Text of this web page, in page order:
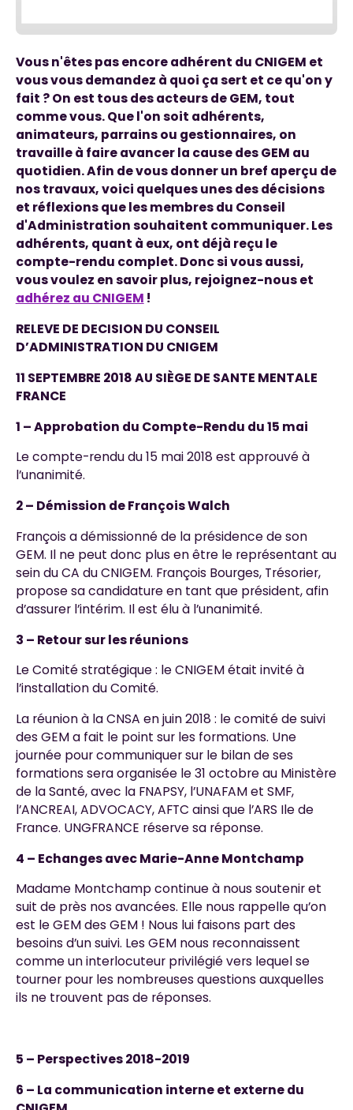
Vous n'êtes pas encore adhérent du CNIGEM et
vous vous demandez à quoi ça sert et ce qu'on y
fait ? On est tous des acteurs de GEM, tout
comme vous. Que l'on soit adhérents,
animateurs, parrains ou gestionnaires, on
travaille à faire avancer la cause des GEM au
quotidien. Afin de vous donner un bref aperçu de
nos travaux, voici quelques unes des décisions
et réflexions que les membres du Conseil
d'Administration souhaitent communiquer. Les
adhérents, quant à eux, ont déjà reçu le
compte-rendu complet. Donc si vous aussi,
vous voulez en savoir plus, rejoignez-nous et
adhérez au CNIGEM !
RELEVE DE DECISION DU CONSEIL
D’ADMINISTRATION DU CNIGEM
11 SEPTEMBRE 2018 AU SIÈGE DE SANTE MENTALE
FRANCE
1 – Approbation du Compte-Rendu du 15 mai
Le compte-rendu du 15 mai 2018 est approuvé à
l’unanimité.
2 – Démission de François Walch
François a démissionné de la présidence de son
GEM. Il ne peut donc plus en être le représentant au
sein du CA du CNIGEM. François Bourges, Trésorier,
propose sa candidature en tant que président, afin
d’assurer l’intérim. Il est élu à l’unanimité.
3 – Retour sur les réunions
Le Comité stratégique : le CNIGEM était invité à
l’installation du Comité.
La réunion à la CNSA en juin 2018 : le comité de suivi
des GEM a fait le point sur les formations. Une
journée pour communiquer sur le bilan de ses
formations sera organisée le 31 octobre au Ministère
de la Santé, avec la FNAPSY, l’UNAFAM et SMF,
l’ANCREAI, ADVOCACY, AFTC ainsi que l’ARS Ile de
France. UNGFRANCE réserve sa réponse.
4 – Echanges avec Marie-Anne Montchamp
Madame Montchamp continue à nous soutenir et
suit de près nos avancées. Elle nous rappelle qu’on
est le GEM des GEM ! Nous lui faisons part des
besoins d’un suivi. Les GEM nous reconnaissent
comme un interlocuteur privilégié vers lequel se
tourner pour les nombreuses questions auxquelles
ils ne trouvent pas de réponses.
5 – Perspectives 2018-2019
6 – La communication interne et externe du